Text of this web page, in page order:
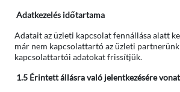
Adatkezelés időtartama
Adatait az üzleti kapcsolat fennállása alatt
már nem kapcsolattartó az üzleti
kapcsolattartói adatokat frissítjük.
1.5 Érintett állásra való jelentkezésére